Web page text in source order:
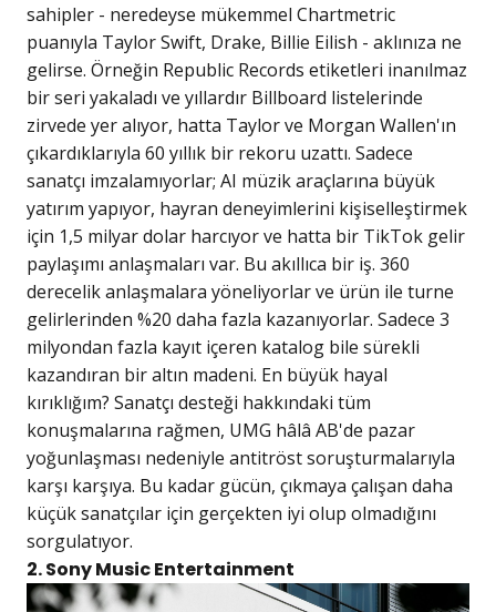
sahipler - neredeyse mükemmel Chartmetric
puanıyla Taylor Swift, Drake, Billie Eilish - aklınıza ne
gelirse. Örneğin Republic Records etiketleri inanılmaz
bir seri yakaladı ve yıllardır Billboard listelerinde
zirvede yer alıyor, hatta Taylor ve Morgan Wallen'ın
çıkardıklarıyla 60 yıllık bir rekoru uzattı. Sadece
sanatçı imzalamıyorlar; AI müzik araçlarına büyük
yatırım yapıyor, hayran deneyimlerini kişiselleştirmek
için 1,5 milyar dolar harcıyor ve hatta bir TikTok gelir
paylaşımı anlaşmaları var. Bu akıllıca bir iş. 360
derecelik anlaşmalara yöneliyorlar ve ürün ile turne
gelirlerinden %20 daha fazla kazanıyorlar. Sadece 3
milyondan fazla kayıt içeren katalog bile sürekli
kazandıran bir altın madeni. En büyük hayal
kırıklığım? Sanatçı desteği hakkındaki tüm
konuşmalarına rağmen, UMG hâlâ AB'de pazar
yoğunlaşması nedeniyle antitröst soruşturmalarıyla
karşı karşıya. Bu kadar gücün, çıkmaya çalışan daha
küçük sanatçılar için gerçekten iyi olup olmadığını
sorgulatıyor.
2. Sony Music Entertainment